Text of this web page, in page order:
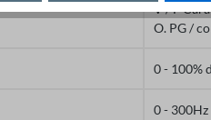
V / F
O. PG /
0 - 100%
0 -